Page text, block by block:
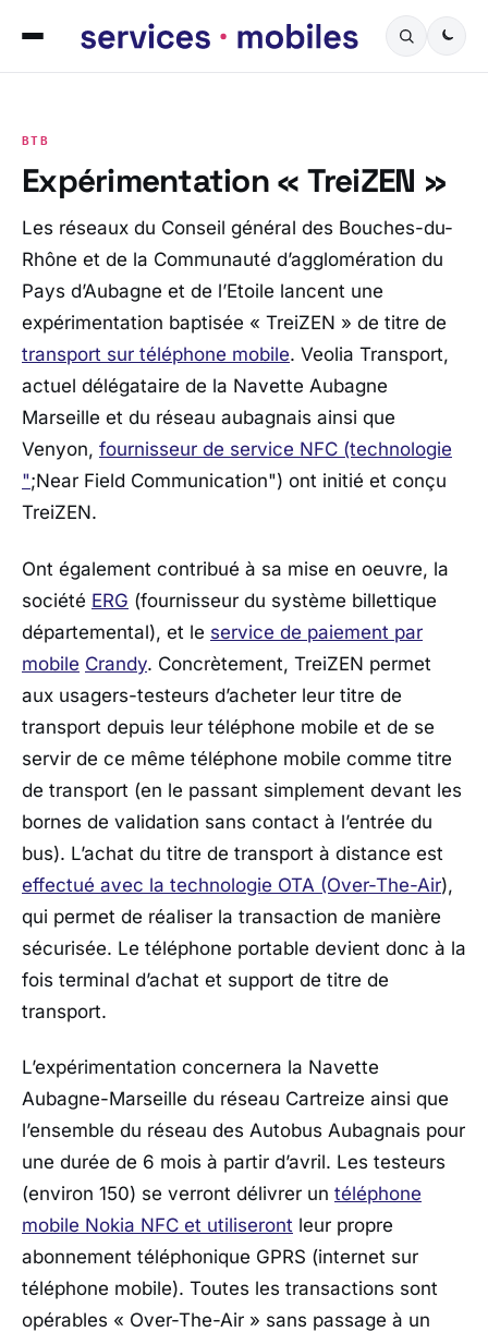
BTB
Expérimentation « TreiZEN »
Les réseaux du Conseil général des Bouches-du-
Rhône et de la Communauté d’agglomération du
Pays d’Aubagne et de l’Etoile lancent une
expérimentation baptisée « TreiZEN » de titre de
transport sur téléphone mobile. Veolia Transport,
actuel délégataire de la Navette Aubagne
Marseille et du réseau aubagnais ainsi que
Venyon, fournisseur de service NFC (technologie
";Near Field Communication") ont initié et conçu
TreiZEN.
Ont également contribué à sa mise en oeuvre, la
société ERG (fournisseur du système billettique
départemental), et le service de paiement par
mobile Crandy. Concrètement, TreiZEN permet
aux usagers-testeurs d’acheter leur titre de
transport depuis leur téléphone mobile et de se
servir de ce même téléphone mobile comme titre
de transport (en le passant simplement devant les
bornes de validation sans contact à l’entrée du
bus). L’achat du titre de transport à distance est
effectué avec la technologie OTA (Over-The-Air),
qui permet de réaliser la transaction de manière
sécurisée. Le téléphone portable devient donc à la
fois terminal d’achat et support de titre de
transport.
L’expérimentation concernera la Navette
Aubagne-Marseille du réseau Cartreize ainsi que
l’ensemble du réseau des Autobus Aubagnais pour
une durée de 6 mois à partir d’avril. Les testeurs
(environ 150) se verront délivrer un téléphone
mobile Nokia NFC et utiliseront leur propre
abonnement téléphonique GPRS (internet sur
téléphone mobile). Toutes les transactions sont
opérables « Over-The-Air » sans passage à un